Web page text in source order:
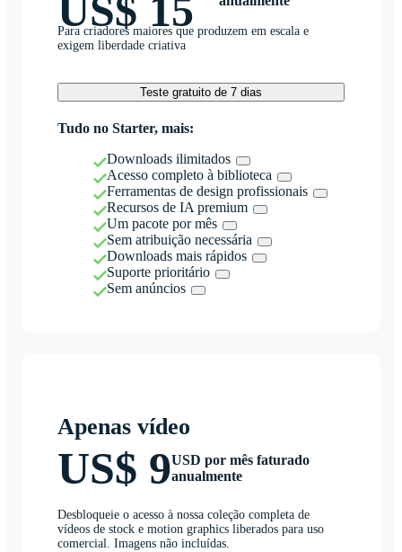
US$ 15
Para criadores maiores que produzem em escala e
exigem liberdade criativa
Teste gratuito de 7 dias
Tudo no Starter, mais:
Downloads ilimitados
Acesso completo à biblioteca
Ferramentas de design profissionais
Recursos de IA premium
Um pacote por mês
Sem atribuição necessária
Downloads mais rápidos
Suporte prioritário
Sem anúncios
Apenas vídeo
US$ 9USD por mês faturado
anualmente
Desbloqueie o acesso à nossa coleção completa de
vídeos de stock e motion graphics liberados para uso
comercial. Imagens não incluídas.